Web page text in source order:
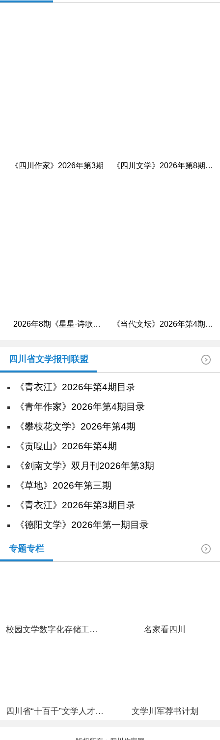
《四川作家》2026年第3期
《四川文学》2026年第8期目
2026年8期《星星·诗歌原
《当代文坛》2026年第4期目
四川省文学报刊联盟
《青衣江》2026年第4期目录
《青年作家》2026年第4期目录
《攀枝花文学》2026年第4期
《贡嘎山》2026年第4期
《剑南文学》双月刊2026年第3期
《草地》2026年第三期
《青衣江》2026年第3期目录
《德阳文学》2026年第一期目录
专题专栏
校园文学数字化存储工程（青羊区教育局） 名家看四川
四川省“十百千”文学人才工程 文学川军荐书计划